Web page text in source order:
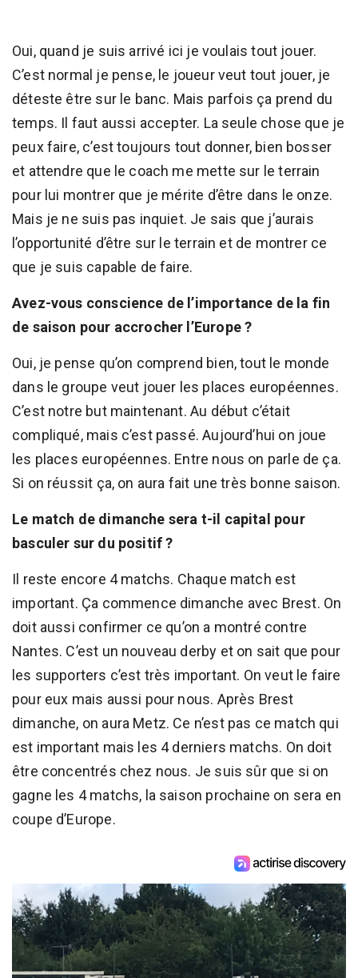
Oui, quand je suis arrivé ici je voulais tout jouer.
C’est normal je pense, le joueur veut tout jouer, je
déteste être sur le banc. Mais parfois ça prend du
temps. Il faut aussi accepter. La seule chose que je
peux faire, c’est toujours tout donner, bien bosser
et attendre que le coach me mette sur le terrain
pour lui montrer que je mérite d’être dans le onze.
Mais je ne suis pas inquiet. Je sais que j’aurais
l’opportunité d’être sur le terrain et de montrer ce
que je suis capable de faire.
Avez-vous conscience de l’importance de la fin
de saison pour accrocher l’Europe ?
Oui, je pense qu’on comprend bien, tout le monde
dans le groupe veut jouer les places européennes.
C’est notre but maintenant. Au début c’était
compliqué, mais c’est passé. Aujourd’hui on joue
les places européennes. Entre nous on parle de ça.
Si on réussit ça, on aura fait une très bonne saison.
Le match de dimanche sera t-il capital pour
basculer sur du positif ?
Il reste encore 4 matchs. Chaque match est
important. Ça commence dimanche avec Brest. On
doit aussi confirmer ce qu’on a montré contre
Nantes. C’est un nouveau derby et on sait que pour
les supporters c’est très important. On veut le faire
pour eux mais aussi pour nous. Après Brest
dimanche, on aura Metz. Ce n’est pas ce match qui
est important mais les 4 derniers matchs. On doit
être concentrés chez nous. Je suis sûr que si on
gagne les 4 matchs, la saison prochaine on sera en
coupe d’Europe.